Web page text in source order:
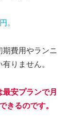
。
費用やランニ
りません。
安プランで月
きるのです。